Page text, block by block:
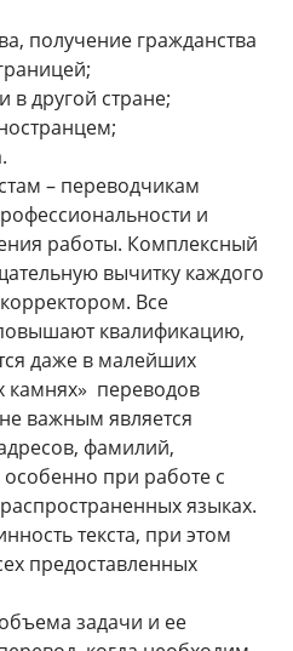
получение гражданства
в другой стране;
– переводчикам
и
работы. Комплексный
вычитку каждого
Все
квалификацию,
даже в малейших
камнях» переводов
важным является
фамилий,
при работе с
языках.
текста, при этом
предоставленных
задачи и ее